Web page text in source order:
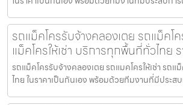
รถแม็คโครรับจ้างคลองเตย รถแม็คโ
แม็คโครให้เช่า บริการทุกพื้นที่ทั่วไทย
รถแม็คโครรับจ้างคลองเตย รถแมคโครให้เช่า รถแ
ไทย ในราคาเป็นกันเอง พร้อมด้วยทีมงานที่มีประส